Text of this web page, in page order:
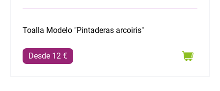
Toalla Modelo "Pintaderas arcoiris"
Desde 12 €